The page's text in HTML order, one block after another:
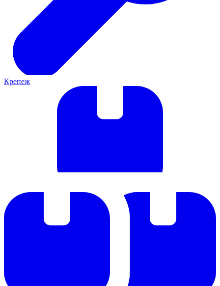
Крепеж